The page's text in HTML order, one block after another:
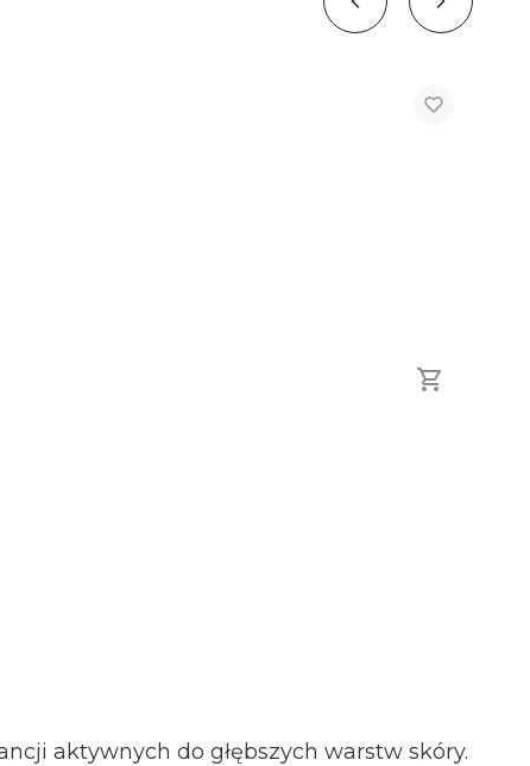
aktywnych do głębszych warstw skóry.